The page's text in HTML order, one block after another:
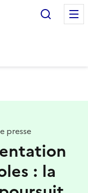
presse
: la